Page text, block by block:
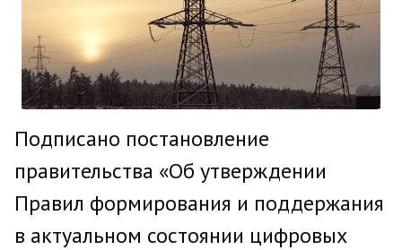
Подписано постановление
правительства «Об утверждении
Правил формирования и поддержания
в актуальном состоянии цифровых